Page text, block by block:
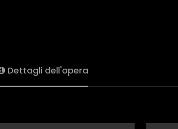
Dettagli dell'opera